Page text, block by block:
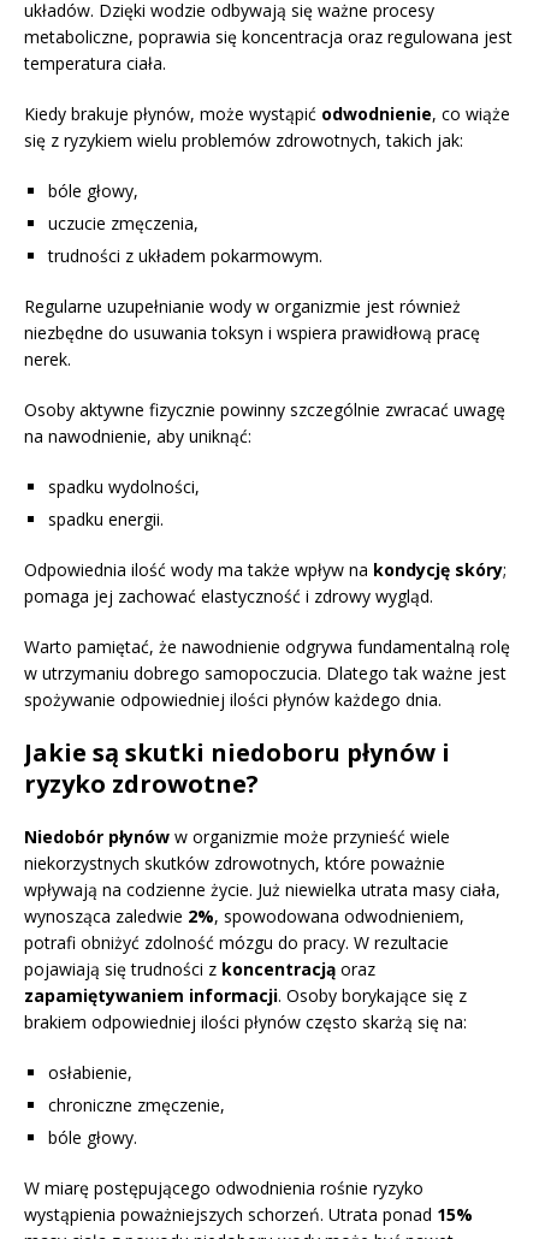
układów. Dzięki wodzie odbywają się ważne procesy
metaboliczne, poprawia się koncentracja oraz regulowana jest
temperatura ciała.
Kiedy brakuje płynów, może wystąpić odwodnienie, co wiąże
się z ryzykiem wielu problemów zdrowotnych, takich jak:
bóle głowy,
uczucie zmęczenia,
trudności z układem pokarmowym.
Regularne uzupełnianie wody w organizmie jest również
niezbędne do usuwania toksyn i wspiera prawidłową pracę
nerek.
Osoby aktywne fizycznie powinny szczególnie zwracać uwagę
na nawodnienie, aby uniknąć:
spadku wydolności,
spadku energii.
Odpowiednia ilość wody ma także wpływ na kondycję skóry;
pomaga jej zachować elastyczność i zdrowy wygląd.
Warto pamiętać, że nawodnienie odgrywa fundamentalną rolę
w utrzymaniu dobrego samopoczucia. Dlatego tak ważne jest
spożywanie odpowiedniej ilości płynów każdego dnia.
Jakie są skutki niedoboru płynów i
ryzyko zdrowotne?
Niedobór płynów w organizmie może przynieść wiele
niekorzystnych skutków zdrowotnych, które poważnie
wpływają na codzienne życie. Już niewielka utrata masy ciała,
wynosząca zaledwie 2%, spowodowana odwodnieniem,
potrafi obniżyć zdolność mózgu do pracy. W rezultacie
pojawiają się trudności z koncentracją oraz
zapamiętywaniem informacji. Osoby borykające się z
brakiem odpowiedniej ilości płynów często skarżą się na:
osłabienie,
chroniczne zmęczenie,
bóle głowy.
W miarę postępującego odwodnienia rośnie ryzyko
wystąpienia poważniejszych schorzeń. Utrata ponad 15%